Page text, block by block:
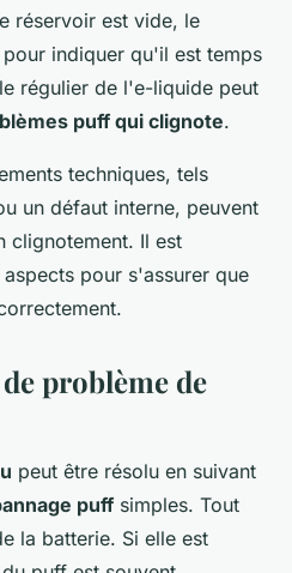
réservoir est vide, le
indiquer qu'il est temps
régulier de l'e-liquide peut
puff qui clignote.
techniques, tels
un défaut interne, peuvent
clignotement. Il est
pour s'assurer que
problème de
peut être résolu en suivant
puff simples. Tout
la batterie. Si elle est